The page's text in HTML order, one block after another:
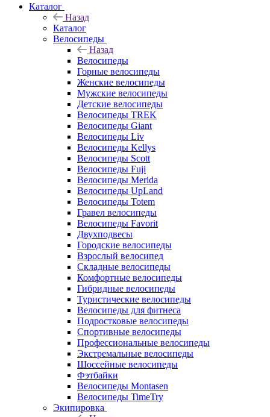
Каталог
Назад
Каталог
Велосипеды
Назад
Велосипеды
Горные велосипеды
Женские велосипеды
Мужские велосипеды
Детские велосипеды
Велосипеды TREK
Велосипеды Giant
Велосипеды Liv
Велосипеды Kellys
Велосипеды Scott
Велосипеды Fuji
Велосипеды Merida
Велосипеды UpLand
Велосипеды Totem
Гравел велосипеды
Велосипеды Favorit
Двухподвесы
Городские велосипеды
Взрослый велосипед
Складные велосипеды
Комфортные велосипеды
Гибридные велосипеды
Туристические велосипеды
Велосипеды для фитнеса
Подростковые велосипеды
Спортивные велосипеды
Профессиональные велосипеды
Экстремальные велосипеды
Шоссейные велосипеды
Фэтбайки
Велосипеды Montasen
Велосипеды TimeTry
Экипировка